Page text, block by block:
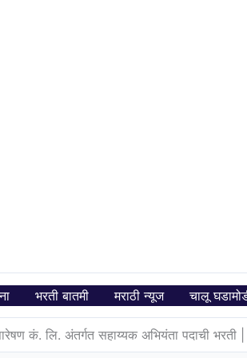
भरती बातमी मराठी न्यूज चालू
पारेषण कं. लि. अंतर्गत सहाय्यक अभियंता पदाची